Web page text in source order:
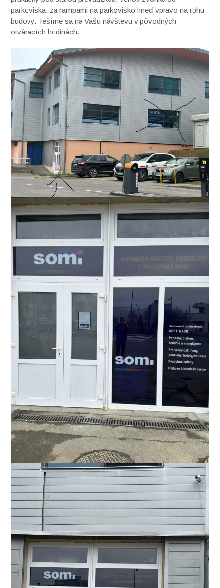
parkoviska, za rampami na parkovisko hneď vpravo na rohu
budovy. Tešíme sa na Vašu návštevu v pôvodných
otváracích hodinách.